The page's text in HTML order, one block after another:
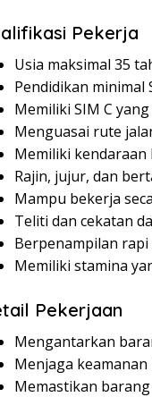
Pekerja
Usia maksimal 35
Pendidikan minimal
Memiliki SIM C
Menguasai rute
Memiliki
Rajin, jujur, dan
Mampu bekerja
Teliti dan cekatan
Berpenampilan rapi
Memiliki stamina
Pekerjaan
Mengantarkan
Menjaga
Memastikan